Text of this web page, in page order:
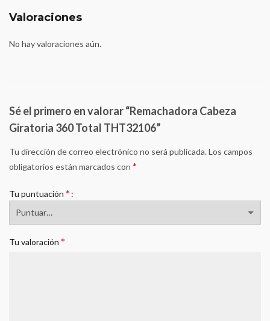
Valoraciones
No hay valoraciones aún.
Sé el primero en valorar “Remachadora Cabeza
Giratoria 360 Total THT32106”
Tu dirección de correo electrónico no será publicada.Los campos
obligatorios están marcados con *
Tu puntuación *
Tu valoración *